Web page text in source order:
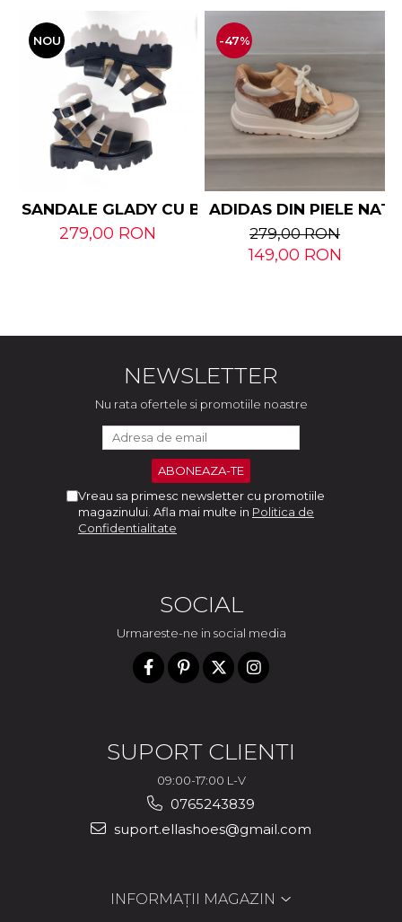
NOU
SANDALE GLADY CU BARETE DIN PIELE
279,00 RON
-47%
ADIDAS DIN PIELE
279,00 RON
149,00 RON
NEWSLETTER
Nu rata ofertele si promotiile noastre
Vreau sa primesc newsletter cu promotiile
magazinului. Afla mai multe in Politica de
Confidentialitate
SOCIAL
Urmareste-ne in social media
SUPORT CLIENTI
09:00-17:00 L-V
0765243839
suport.ellashoes@gmail.com
INFORMAȚII MAGAZIN